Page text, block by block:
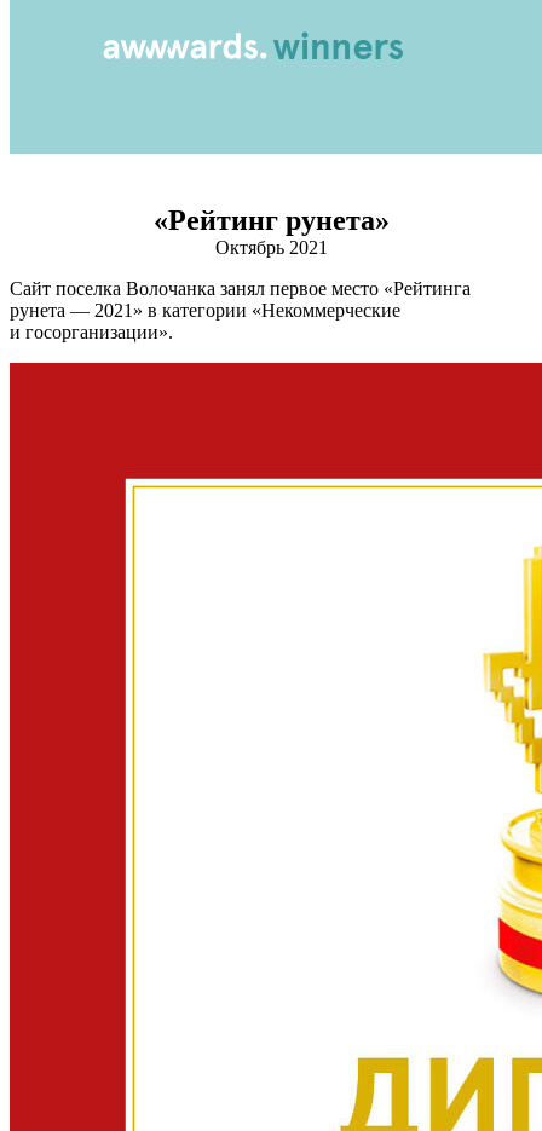
«Рейтинг рунета»
Октябрь 2021
Сайт поселка Волочанка занял первое место «Рейтинга
рунета — 2021» в категории «Некоммерческие
и госорганизации».